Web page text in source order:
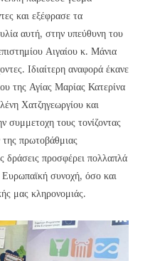
και εξέφρασε τα
αυτή, στην υπεύθυνη του
Αιγαίου κ. Μάνια
Ιδιαίτερη αναφορά έκανε
της Αγίας Μαρίας Κατερίνα
Χατζηγεωργίου και
συμμετοχη τους τονίζοντας
πρωτοβάθμιας
δράσεις προσφέρει πολλαπλά
συνοχή, όσο και
μας κληρονομιάς.